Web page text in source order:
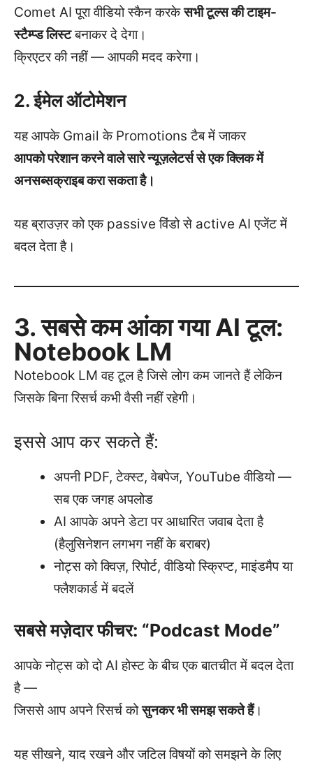
Comet AI पूरा वीडियो स्कैन करकेसभी टूल्स की टाइम-
स्टैम्प्ड लिस्टबनाकर दे देगा।
क्रिएटर की नहीं — आपकी मदद करेगा।
2. ईमेल ऑटोमेशन
यह आपके Gmail के Promotions टैब में जाकर
आपको परेशान करने वाले सारे न्यूज़लेटर्स से एक क्लिक में
अनसब्सक्राइब करा सकता है।
यह ब्राउज़र को एक passive विंडो से active AI एजेंट में
बदल देता है।
3. सबसे कम आंका गया AI टूल:
Notebook LM
Notebook LM वह टूल है जिसे लोग कम जानते हैं लेकिन
जिसके बिना रिसर्च कभी वैसी नहीं रहेगी।
इससे आप कर सकते हैं:
अपनी PDF, टेक्स्ट, वेबपेज, YouTube वीडियो —
सब एक जगह अपलोड
AI आपके अपने डेटा पर आधारित जवाब देता है
(हैलुसिनेशन लगभग नहीं के बराबर)
नोट्स को क्विज़, रिपोर्ट, वीडियो स्क्रिप्ट, माइंडमैप या
फ्लैशकार्ड में बदलें
सबसे मज़ेदार फीचर: “Podcast Mode”
आपके नोट्स को दो AI होस्ट के बीच एक बातचीत में बदल देता
है —
जिससे आप अपने रिसर्च कोसुनकर भी समझ सकते हैं।
यह सीखने, याद रखने और जटिल विषयों को समझने के लिए